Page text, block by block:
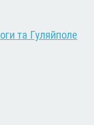
та Гуляйполе